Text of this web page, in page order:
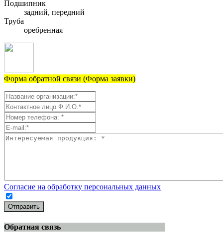
Подшипник
задний, передний
Труба
оребренная
Форма обратной связи (Форма заявки)
Согласие на обработку персональных данных
Отправить
Обратная связь